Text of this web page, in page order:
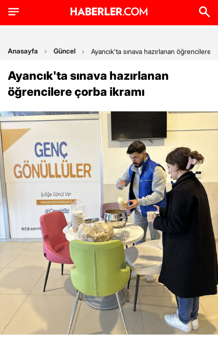
Anasayfa Güncel Ayancık'ta sınava hazırlanan öğrencilere
Ayancık'ta sınava hazırlanan
öğrencilere çorba ikramı